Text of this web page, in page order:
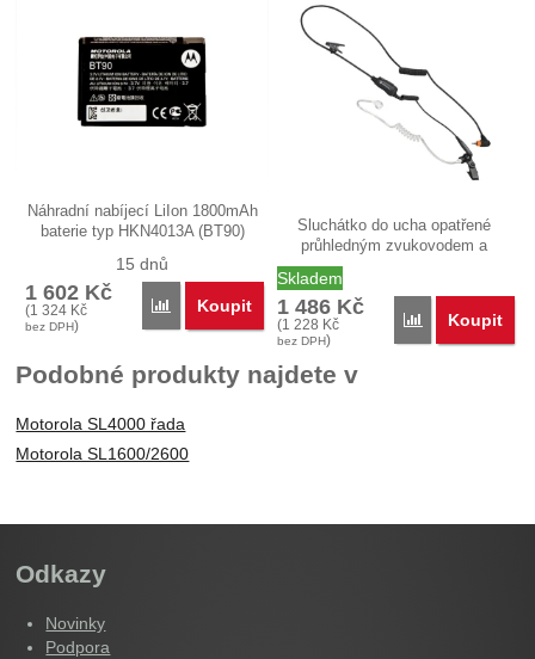
Náhradní nabíjecí LiIon 1800mAh
baterie typ HKN4013A (BT90)
15 dnů
1 602 Kč
(1 324 Kč
bez DPH)
Porovnat
Koupit
Sluchátko do ucha opatřené
průhledným zvukovodem a
Skladem
1 486 Kč
(1 228 Kč
bez DPH)
Porovnat
Koupit
Podobné produkty najdete v
Motorola SL4000 řada
Motorola SL1600/2600
Odkazy
Novinky
Podpora